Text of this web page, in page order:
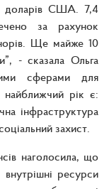
доларів США. 7,4
за рахунок
Ще майже 10
- сказала Ольга
сферами для
найближчий рік є:
інфраструктура
захист.
наголосила, що
ресурси